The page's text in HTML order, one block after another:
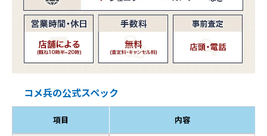
コメ兵の公式スペック
項目 内容